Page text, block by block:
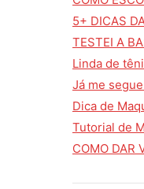
5+ DICAS
TESTEI A
Linda de
Já me
Dica de
Tutorial de
COMO DAR